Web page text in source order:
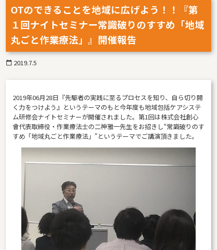
OTのできることを地域に広げよう！！『第
１回ナイトセミナー常識破りのすすめ「地域
丸ごと作業療法」』開催報告
calendar_today 2019.7.5
2019年06月28日『先駆者の実践に至るプロセスを知り、自ら切り開
く力をつけよう』というテーマのもと今年度も地域包括ケアシステ
ム研修会ナイトセミナーが開催されました。第1回は株式会社創心
會代表取締役・作業療法士の二神雅一先生をお招きし“常識破りのす
すめ「地域丸ごと作業療法」”というテーマでご講演頂きました。